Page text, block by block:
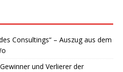
Consultings“ – Auszug aus dem
und Verlierer der